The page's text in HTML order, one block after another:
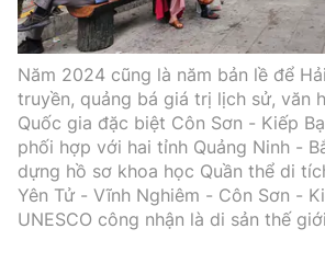
Năm 2024 cũng là năm bản lề để
truyền, quảng bá giá trị lịch sử, văn
Quốc gia đặc biệt Côn Sơn - Kiếp
phối hợp với hai tỉnh Quảng Ninh -
dựng hồ sơ khoa học Quần thể di
Yên Tử - Vĩnh Nghiêm - Côn Sơn -
UNESCO công nhận là di sản thế